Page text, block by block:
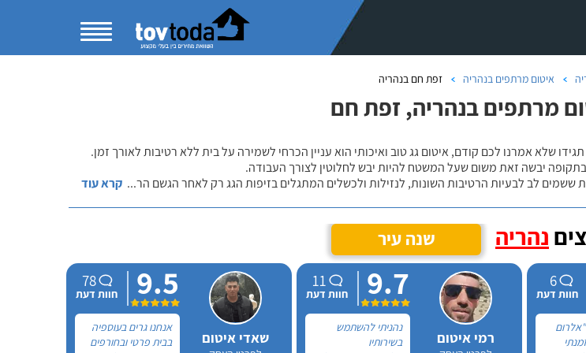
איטום מרתפים בנהריה זפת חם בנהריה
מרתפים בנהריה, זפת חם
שלא אמרנו לכם קודם, איטום גג טוב ואיכותי הוא עניין הכרחי לשמירה על בית ללא רטיבות לאורך זמן.
בתקופה יבשה זאת משום שעל המשטח להיות יבש לחלוטין לצורך העבודה.
ששמים לב לבעיות הרטיבות השונות, לנזילות ולכשלים המתגלים בזיפות הגג רק לאחר הגשם הר... קרא עוד
נהריה שנה עיר
6
חוות דעת
רמי איטום
9.7
11
חוות דעת
נהניתי להשתמש
בשירותיו
שאדי איטום
9.5
78
חוות דעת
אנחנו גרים בעוספיה
בבית פרטי ובחורפים